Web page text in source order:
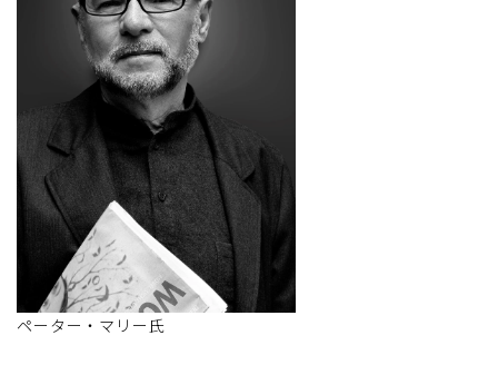
ペーター・マリー氏